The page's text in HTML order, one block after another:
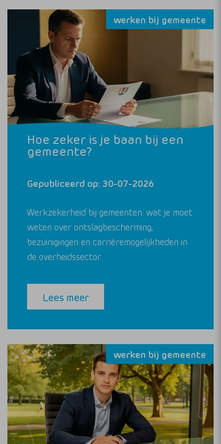
werken bij gemeente
Hoe zeker is je baan bij een
gemeente?
Gepubliceerd op: 30-07-2026
Werkzekerheid bij gemeenten: wat je moet
weten over ontslagbescherming,
bezuinigingen en carrièremogelijkheden in
de overheidssector.
Lees meer
werken bij gemeente